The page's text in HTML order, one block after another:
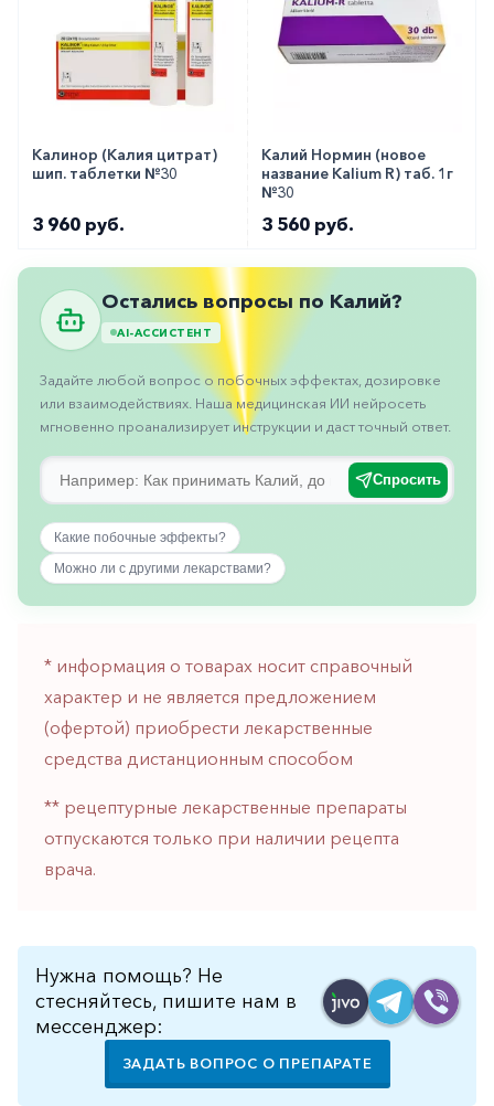
Тромбозы
Урология
нос
Щитовидная
Калинор (Калия цитрат)
шип. таблетки №30
3 960 руб.
Калий Нормин (новое
название Kalium R) таб. 1г
№30
3 560 руб.
Остались вопросы по Калий?
AI-АССИСТЕНТ
Задайте любой вопрос о побочных эффектах, дозировке
или взаимодействиях. Наша медицинская ИИ нейросеть
мгновенно проанализирует инструкции и даст точный ответ.
Спросить
Какие побочные эффекты?
Можно ли с другими лекарствами?
* информация о товарах носит справочный
характер и не является предложением
(офертой) приобрести лекарственные
средства дистанционным способом
** рецептурные лекарственные препараты
отпускаются только при наличии рецепта
врача.
Нужна помощь? Не
стесняйтесь, пишите нам в
мессенджер:
ЗАДАТЬ ВОПРОС О ПРЕПАРАТЕ